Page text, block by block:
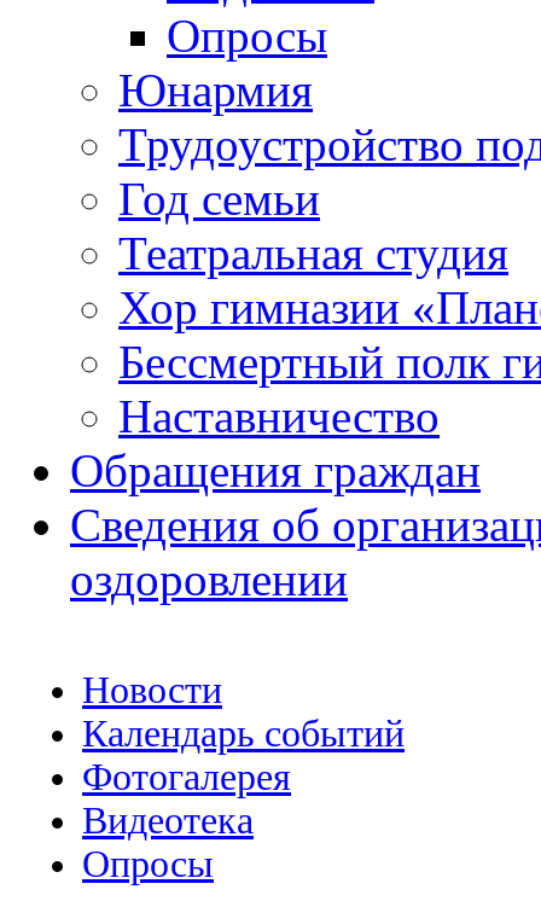
Опросы
Юнармия
Трудоустройство
Год семьи
Театральная студия
Хор гимназии
Бессмертный полк
Наставничество
Обращения граждан
Сведения об
оздоровлении
Новости
Календарь событий
Фотогалерея
Видеотека
Опросы